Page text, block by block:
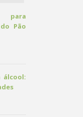
para
Pão
álcool: